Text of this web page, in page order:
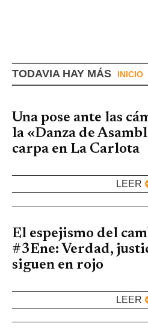
TODAVIA HAY MÁS INICIO
Una pose ante las
la «Danza de
carpa en La Carlota
LEER
El espejismo del
#3Ene: Verdad,
siguen en rojo
LEER